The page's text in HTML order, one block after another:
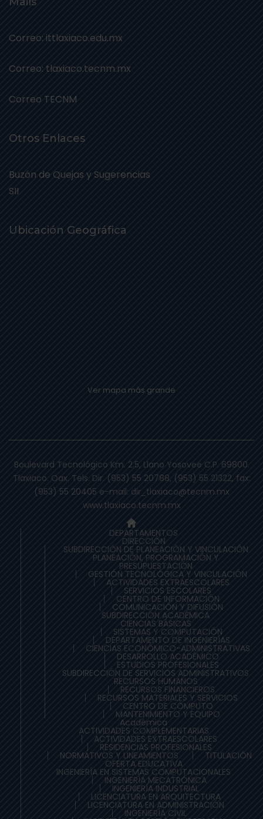
Correo: ittlaxiaco.edu.mx
Correo: tlaxiaco.tecnm.mx
Correo TECNM
Otros Enlaces
Buzón de Quejas y Sugerencias
SII
Ubicación Geográfica
Ver mapa más grande
Boulevard Tecnológico Km. 2.5, Llano Yosovee C.P. 69800.
Tlaxiaco. Oax. Tels. Dir. (953) 55 20788, (953) 55 21322, fax:
(953) 55 20405 e-mail: dir_tlaxiaco@tecnm.mx
www.tlaxiaco.tecnm.mx
DEPARTAMENTOS
DIRECCIÓN
SUBDIRECCIÓN DE PLANEACIÒN Y VINCULACIÓN
PLANEACIÓN, PROGRAMACIÓN Y
PRESUPUESTACIÓN
GESTIÓN TECNOLÓGICA Y VINCULACIÓN
ACTIVIDADES EXTRAESCOLARES
SERVICIOS ESCOLARES
CENTRO DE INFORMACIÓN
COMUNICACIÓN Y DIFUSIÓN
SUBDIRECCIÓN ACADÉMICA
CIENCIAS BÁSICAS
SISTEMAS Y COMPUTACIÓN
DEPARTAMENTO DE INGENIERÍAS
CIENCIAS ECONÓMICO-ADMINISTRATIVAS
DESARROLLO ACADÉMICO
ESTUDIOS PROFESIONALES
SUBDIRECCIÓN DE SERVICIOS ADMINISTRATIVOS
RECURSOS HUMANOS
RECURSOS FINANCIEROS
RECURSOS MATERIALES Y SERVICIOS
CENTRO DE CÓMPUTO
MANTENIMIENTO Y EQUIPO
Académica
ACTIVIDADES COMPLEMENTARIAS
ACTIVIDADES EXTRAESCOLARES
RESIDENCIAS PROFESIONALES
NORMATIVOS Y LINEAMIENTOS TITULACIÓN
OFERTA EDUCATIVA
INGENIERÍA EN SISTEMAS COMPUTACIONALES
INGENIERÍA MECATRÓNICA
INGENIERÍA INDUSTRIAL
LICENCIATURA EN ARQUITECTURA
LICENCIATURA EN ADMINISTRACIÓN
INGENIERÍA CIVIL